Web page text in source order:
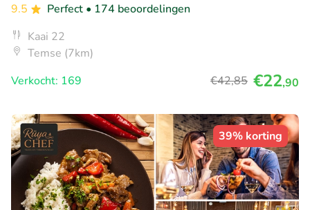
9.5
Perfect • 174 beoordelingen
Kaai 22
Temse (7km)
Verkocht: 169
€42,85 €22,90
39% korting